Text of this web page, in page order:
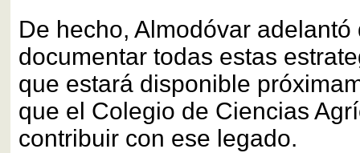
De hecho, Almodóvar
documentar todas estas
que estará disponible
que el Colegio de Ciencias
contribuir con ese legado.